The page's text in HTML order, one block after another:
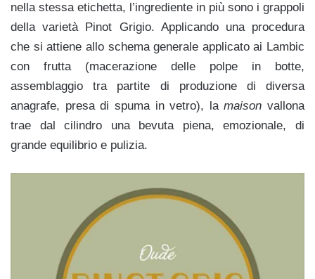
nella stessa etichetta, l’ingrediente in più sono i grappoli
della varietà Pinot Grigio. Applicando una procedura
che si attiene allo schema generale applicato ai Lambic
con frutta (macerazione delle polpe in botte,
assemblaggio tra partite di produzione di diversa
anagrafe, presa di spuma in vetro), lamaison vallona
trae dal cilindro una bevuta piena, emozionale, di
grande equilibrio e pulizia.